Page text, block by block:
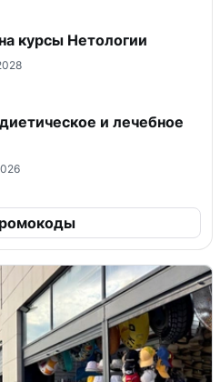
курсы Нетологии
и лечебное